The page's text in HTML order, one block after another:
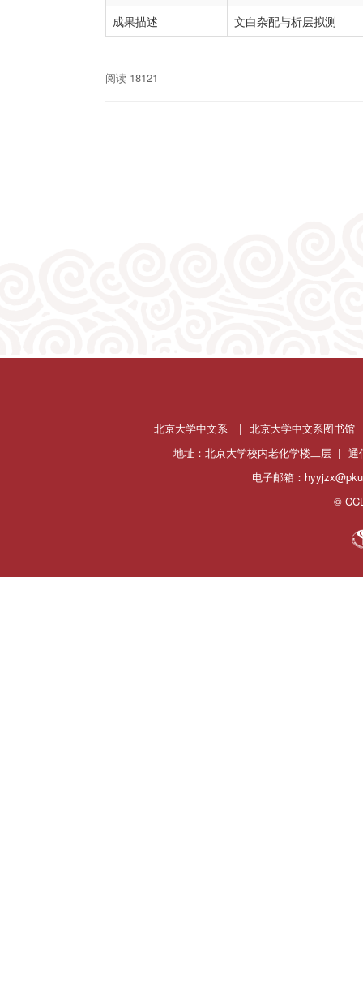
成果描述
文白杂配与析层拟测
阅读 18121
北京大学中文系 | 北京大学中文系图书馆
地址：北京大学校内老化学楼二层 | 通
电子邮箱：
©